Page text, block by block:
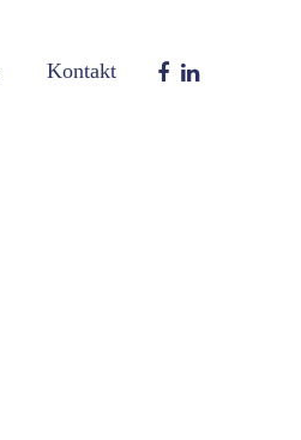
Kontakt